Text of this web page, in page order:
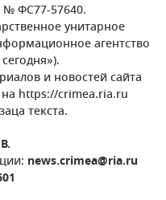
№ ФС77-57640.
унитарное
агентство
и новостей сайта
https://crimea.ria.ru
текста.
news.crimea@ria.ru